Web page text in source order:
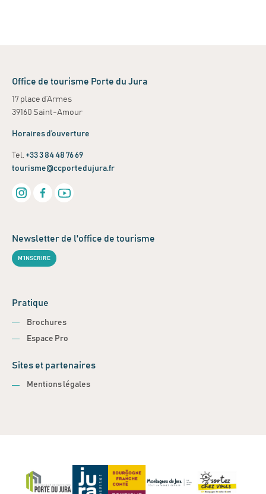
Office de tourisme Porte du Jura
17 place d’Armes
39160 Saint-Amour
Horaires d’ouverture
Tel. +33 3 84 48 76 69
tourisme@ccportedujura.fr
Newsletter de l'office de tourisme
M'INSCRIRE
Pratique
Brochures
Espace Pro
Sites et partenaires
Mentions légales